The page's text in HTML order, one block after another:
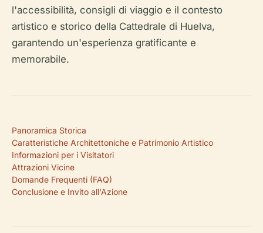
l'accessibilità, consigli di viaggio e il contesto
artistico e storico della Cattedrale di Huelva,
garantendo un'esperienza gratificante e
memorabile.
Panoramica Storica
Caratteristiche Architettoniche e Patrimonio Artistico
Informazioni per i Visitatori
Attrazioni Vicine
Domande Frequenti (FAQ)
Conclusione e Invito all'Azione